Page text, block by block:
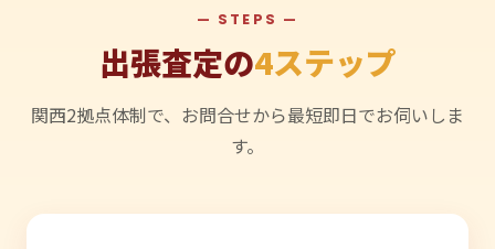
— STEPS —
出張査定の4ステップ
関西2拠点体制で、お問合せから最短即日でお伺いしま
す。